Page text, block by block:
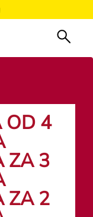
OD 4
ZA 3
ZA 2